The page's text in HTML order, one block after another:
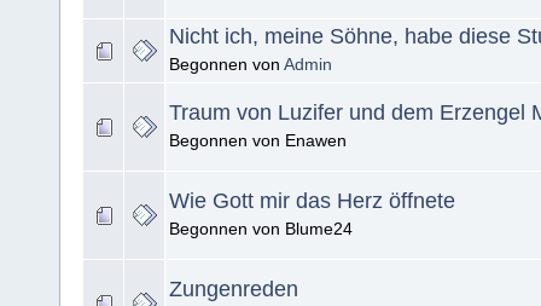
Nicht ich, meine Söhne, habe diese
Begonnen von Admin
Traum von Luzifer und dem Erzengel
Begonnen von Enawen
Wie Gott mir das Herz öffnete
Begonnen von Blume24
Zungenreden